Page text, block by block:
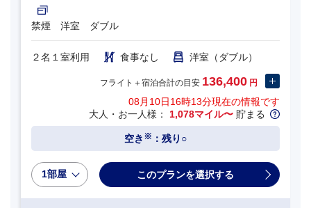
禁煙 洋室 ダブル
２名１室利用 食事なし 洋室（ダブル）
フライト＋宿泊合計の目安 136,400 円
08月10日16時13分現在の情報です
大人・お一人様： 1,078マイル〜 貯まる
空き ※ ：残り○
1部屋